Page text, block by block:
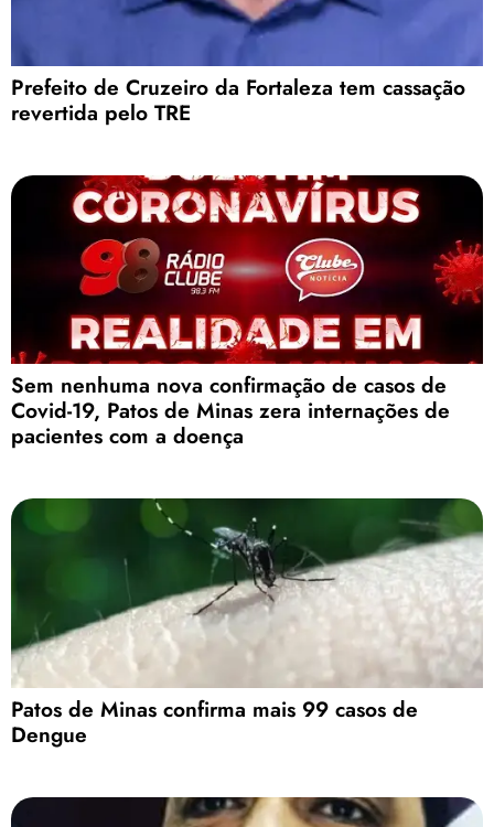
Prefeito de Cruzeiro da Fortaleza tem cassação
revertida pelo TRE
Sem nenhuma nova confirmação de casos de
Covid-19, Patos de Minas zera internações de
pacientes com a doença
Patos de Minas confirma mais 99 casos de
Dengue